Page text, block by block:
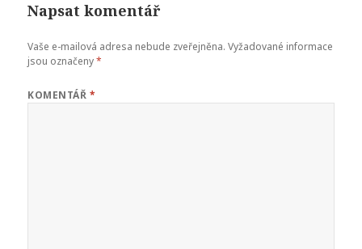
Napsat komentář
Vaše e-mailová adresa nebude zveřejněna. Vyžadované informace
jsou označeny*
KOMENTÁŘ *